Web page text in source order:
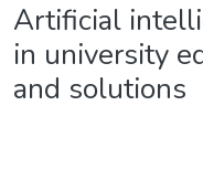
Artificial
in university
and solutions